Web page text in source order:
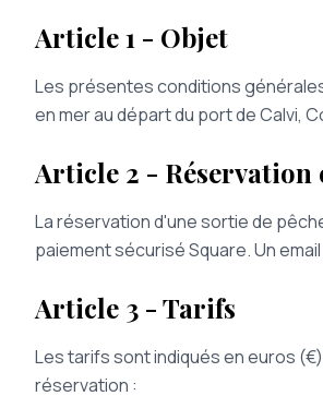
Article 1 - Objet
Les présentes conditions
en mer au départ du port de Calvi,
Article 2 - Réservation
La réservation d'une sortie de
paiement sécurisé Square. Un
Article 3 - Tarifs
Les tarifs sont indiqués en euros
réservation :